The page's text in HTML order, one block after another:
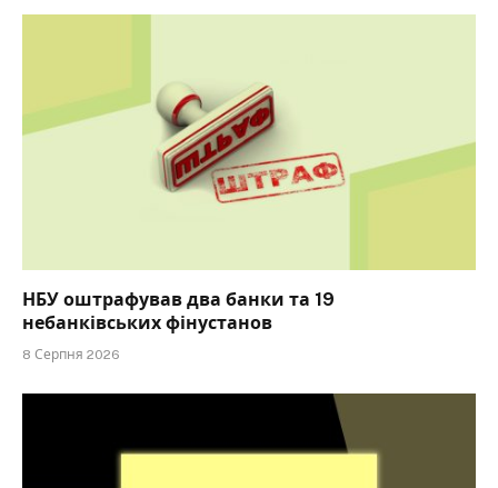
НБУ оштрафував два банки та 19
небанківських фінустанов
8 Серпня 2026